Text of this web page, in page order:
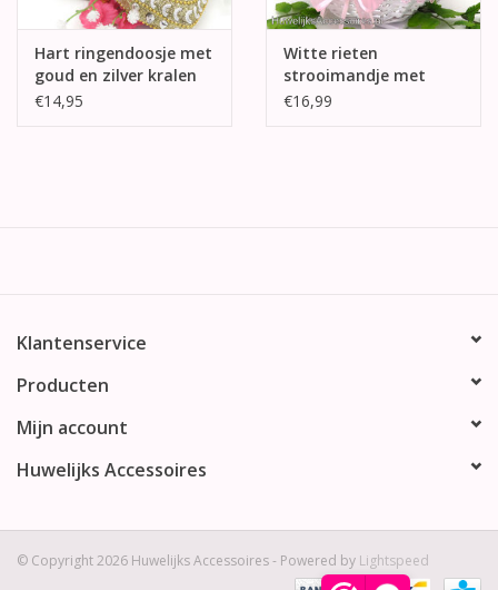
Hart ringendoosje met
goud en zilver kralen
€14,95
Witte rieten
strooimandje met
roze organza
€16,99
Klantenservice
Producten
Mijn account
Huwelijks Accessoires
© Copyright 2026 Huwelijks Accessoires - Powered by Lightspeed